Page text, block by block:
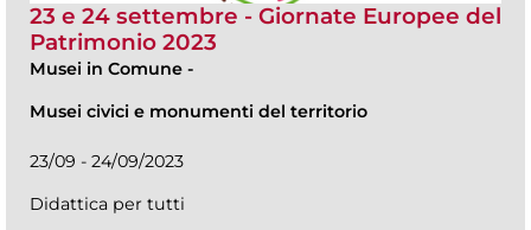
23 e 24 settembre - Giornate Europee del
Patrimonio 2023
Musei in Comune -
Musei civici e monumenti del territorio
23/09 - 24/09/2023
Didattica per tutti